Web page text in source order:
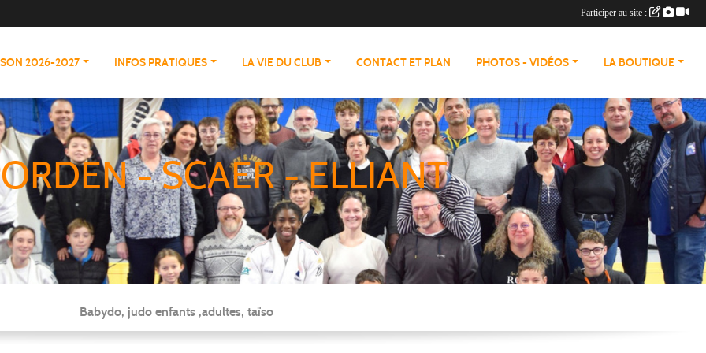
2026-2027 INFOS PRATIQUES LA VIE DU CLUB CONTACT ET PLAN PHOTOS - VIDÉOS LA BOUTIQUE
- SCAER - ELLIANT
Babydo, judo enfants ,adultes, taïso
Participer au site :